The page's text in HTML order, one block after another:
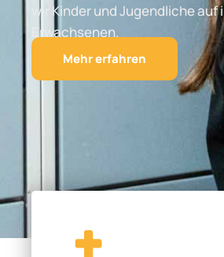
wir Kinder und Jugendliche
Erwachsenen.
Mehr erfahren